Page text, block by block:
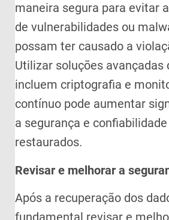
maneira segura para evitar
de vulnerabilidades ou
possam ter causado a
Utilizar soluções avançadas
incluem criptografia e
contínuo pode aumentar
a segurança e
restaurados.
Revisar e melhorar a
Após a recuperação dos